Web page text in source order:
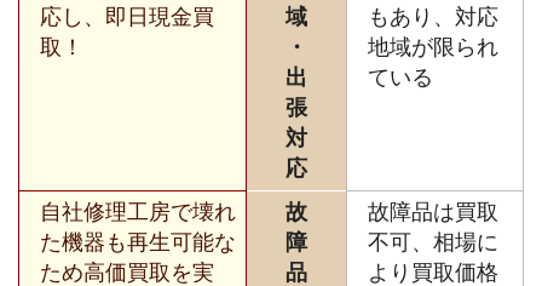
応し、即日現金買
取！
域
・
出
張
対
応
もあり、対応
地域が限られ
ている
自社修理工房で壊れ
た機器も再生可能な
ため高価買取を実
故
障
品
故障品は買取
不可、相場に
より買取価格